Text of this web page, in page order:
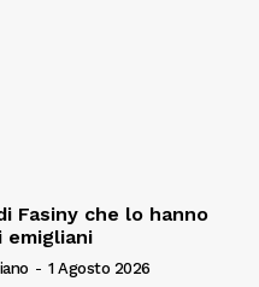
Fasiny che lo hanno
- 1 Agosto 2026